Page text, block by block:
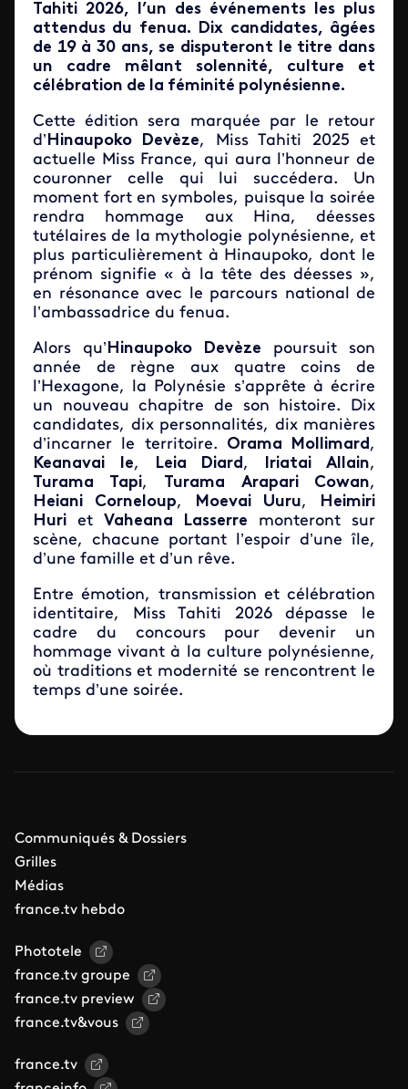
Tahiti 2026, l’un des événements les plus
attendus du fenua. Dix candidates, âgées
de 19 à 30 ans, se disputeront le titre dans
un cadre mêlant solennité, culture et
célébration de la féminité polynésienne.
Cette édition sera marquée par le retour
d’Hinaupoko Devèze, Miss Tahiti 2025 et
actuelle Miss France, qui aura l’honneur de
couronner celle qui lui succédera. Un
moment fort en symboles, puisque la soirée
rendra hommage aux Hina, déesses
tutélaires de la mythologie polynésienne, et
plus particulièrement à Hinaupoko, dont le
prénom signifie « à la tête des déesses »,
en résonance avec le parcours national de
l’ambassadrice du fenua.
Alors qu’Hinaupoko Devèze poursuit son
année de règne aux quatre coins de
l’Hexagone, la Polynésie s’apprête à écrire
un nouveau chapitre de son histoire. Dix
candidates, dix personnalités, dix manières
d’incarner le territoire. Orama Mollimard,
Keanavai Ie, Leia Diard, Iriatai Allain,
Turama Tapi, Turama Arapari Cowan,
Heiani Corneloup, Moevai Uuru,
Heimiri
Huri et Vaheana Lasserre monteront sur
scène, chacune portant l’espoir d’une île,
d’une famille et d’un rêve.
Entre émotion, transmission et célébration
identitaire, Miss Tahiti 2026 dépasse le
cadre du concours pour devenir un
hommage vivant à la culture polynésienne,
où traditions et modernité se rencontrent le
temps d’une soirée.
Communiqués & Dossiers
Grilles
Médias
france.tv hebdo
Phototele
france.tv groupe
france.tv preview
france.tv&vous
france.tv